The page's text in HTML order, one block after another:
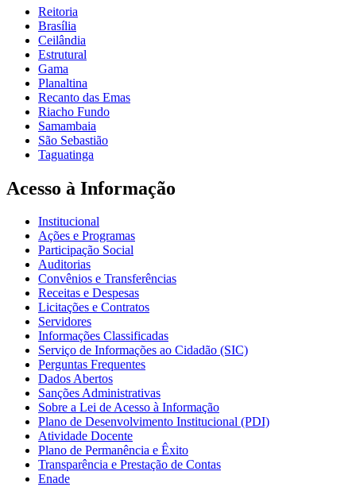
Reitoria
Brasília
Ceilândia
Estrutural
Gama
Planaltina
Recanto das Emas
Riacho Fundo
Samambaia
São Sebastião
Taguatinga
Acesso à Informação
Institucional
Ações e Programas
Participação Social
Auditorias
Convênios e Transferências
Receitas e Despesas
Licitações e Contratos
Servidores
Informações Classificadas
Serviço de Informações ao Cidadão (SIC)
Perguntas Frequentes
Dados Abertos
Sanções Administrativas
Sobre a Lei de Acesso à Informação
Plano de Desenvolvimento Institucional (PDI)
Atividade Docente
Plano de Permanência e Êxito
Transparência e Prestação de Contas
Enade